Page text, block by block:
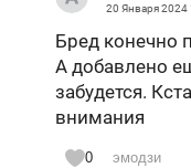
20 Января 2024
Бред конечно
А добавлено
забудется.
внимания
0 эмодзи